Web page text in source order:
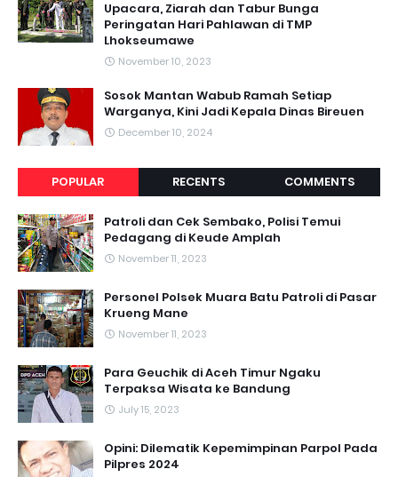
Upacara, Ziarah dan Tabur Bunga
Peringatan Hari Pahlawan di TMP
Lhokseumawe
November 10, 2023
Sosok Mantan Wabub Ramah Setiap
Warganya, Kini Jadi Kepala Dinas Bireuen
December 10, 2024
POPULAR RECENTS COMMENTS
Patroli dan Cek Sembako, Polisi Temui
Pedagang di Keude Amplah
November 11, 2023
Personel Polsek Muara Batu Patroli di Pasar
Krueng Mane
November 11, 2023
Para Geuchik di Aceh Timur Ngaku
Terpaksa Wisata ke Bandung
July 15, 2023
Opini: Dilematik Kepemimpinan Parpol Pada
Pilpres 2024